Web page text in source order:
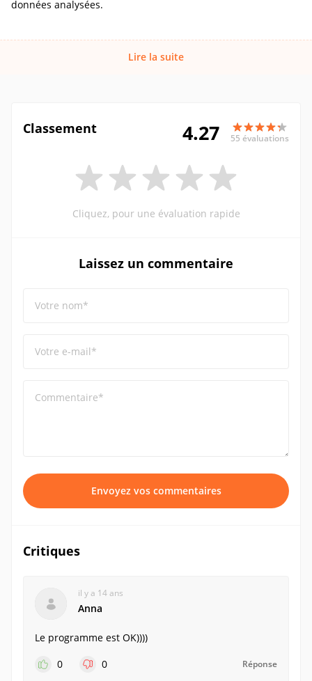
données analysées.
Lire la suite
Classement 4.27 55 évaluations
Cliquez, pour une évaluation rapide
Laissez un commentaire
Votre nom*
Votre e-mail*
Commentaire*
Envoyez vos commentaires
Critiques
il y a 14 ans
Anna
Le programme est OK))))
0
0 Réponse